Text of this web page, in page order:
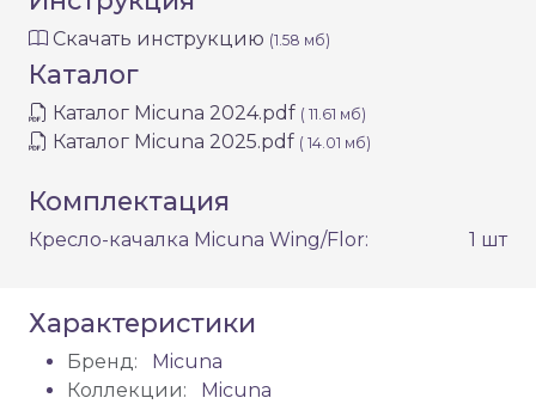
Скачать инструкцию (1.58 мб)
Каталог
Каталог Micuna 2024.pdf ( 11.61 мб)
Каталог Micuna 2025.pdf ( 14.01 мб)
Комплектация
Кресло-качалка Micuna Wing/Flor: 1 шт
Характеристики
Бренд:
Micuna
Коллекции:
Micuna